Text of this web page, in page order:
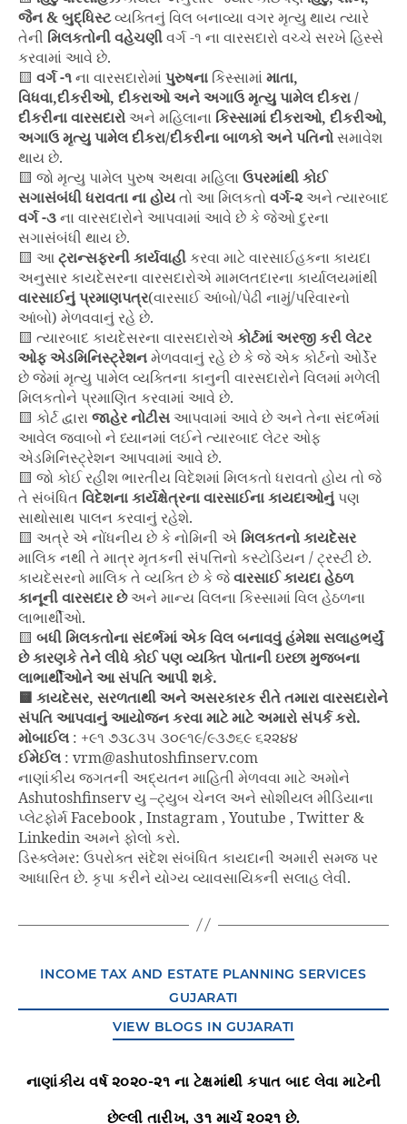
જૈન & બુદ્ધિસ્ટવ્યક્તિનું વિલ બનાવ્યા વગર મૃત્યુ થાય ત્યારે
તેની મિલકતોની વહેચણી વર્ગ -૧ ના વારસદારો વચ્ચે સરખે હિસ્સે
કરવામાં આવે છે.
🟨 વર્ગ -૧ ના વારસદારોમાં પુરુષના કિસ્સામાં માતા,
વિધવા,દીકરીઓ, દીકરાઓ અને અગાઉ મૃત્યુ પામેલ દીકરા /
દીકરીના વારસદારો અને મહિલાના કિસ્સામાં દીકરાઓ, દીકરીઓ,
અગાઉ મૃત્યુ પામેલ દીકરા/દીકરીના બાળકો અને પતિનો સમાવેશ
થાય છે.
🟨 જો મૃત્યુ પામેલ પુરુષ અથવા મહિલા ઉપરમાંથી કોઈ
સગાસંબંધી ધરાવતા ના હોય તો આ મિલકતો વર્ગ-૨અને ત્યારબાદ
વર્ગ -૩ ના વારસદારોને આપવામાં આવે છે કે જેઓ દુરના
સગાસંબંધી થાય છે.
🟨 આ ટ્રાન્સફરની કાર્યવાહી કરવા માટે વારસાઈહકના કાયદા
અનુસાર કાયદેસરના વારસદારોએ મામલતદારના કાર્યાલયમાંથી
વારસાઈનું પ્રમાણપત્ર(વારસાઈ આંબો/પેઢી નામું/પરિવારનો
આંબો) મેળવવાનું રહે છે.
🟨 ત્યારબાદ કાયદેસરના વારસદારોએ કોર્ટમાં અરજી કરી લેટર
ઓફ એડમિનિસ્ટ્રેશન મેળવવાનું રહે છે કે જે એક કોર્ટનો ઓર્ડેર
છે જેમાં મૃત્યુ પામેલ વ્યક્તિના કાનુની વારસદારોને વિલમાં મળેલી
મિલકતોને પ્રમાણિત કરવામાં આવે છે.
🟨 કોર્ટ દ્વારા જાહેર નોટીસ આપવામાં આવે છે અને તેના સંદર્ભમાં
આવેલ જવાબો ને ધ્યાનમાં લઈને ત્યારબાદ લેટર ઓફ
એડમિનિસ્ટ્રેશન આપવામાં આવે છે.
🟨 જો કોઈ રહીશ ભારતીય વિદેશમાં મિલકતો ધરાવતો હોય તો જે
તે સંબંધિત વિદેશના કાર્યક્ષેત્રના વારસાઈના કાયદાઓનું પણ
સાથોસાથ પાલન કરવાનું રહેશે.
🟨 અત્રે એ નોંધનીય છે કે નોમિની એ મિલકતનો કાયદેસર
માલિક નથી તે માત્ર મૃતકની સંપત્તિનો કસ્ટોડિયન / ટ્રસ્ટી છે.
કાયદેસરનો માલિક તે વ્યક્તિ છે કે જે વારસાઈ કાયદા હેઠળ
કાનૂની વારસદાર છેઅને માન્ય વિલના કિસ્સામાં વિલ હેઠળના
લાભાર્થીઓ.
🟨 બધી મિલકતોના સંદર્ભમાં એક વિલ બનાવવું હંમેશા સલાહભર્યું
છે કારણકે તેને લીધે કોઈ પણ વ્યક્તિ પોતાની ઇરછા મુજબના
લાભાર્થીઓને આ સંપતિ આપી શકે.
🟨 કાયદેસર, સરળતાથી અને અસરકારક રીતે તમારા વારસદારોને
સંપતિ આપવાનું આયોજન કરવા માટે માટે અમારો સંપર્ક કરો.
મોબાઈલ : +૯૧ ૭૩૮૩૫ ૩૦૯૧૯/૯૩૭૬૯ ૬૨૨૪૪
ઈમેઈલ : vrm@ashutoshfinserv.com
નાણાંકીય જગતની અદ્યતન માહિતી મેળવવા માટે અમોને
Ashutoshfinserv યુ –ટ્યુબ ચેનલ અને સોશીયલ મીડિયાના
પ્લેટફોર્મ Facebook , Instagram , Youtube , Twitter &
Linkedin અમને ફોલો કરો.
ડિસ્ક્લેમર: ઉપરોક્ત સંદેશ સંબંધિત કાયદાની અમારી સમજ પર
આધારિત છે. કૃપા કરીને યોગ્ય વ્યાવસાયિકની સલાહ લેવી.
INCOME TAX AND ESTATE PLANNING SERVICES
GUJARATI
VIEW BLOGS IN GUJARATI
નાણાંકીય વર્ષ ૨૦૨૦-૨૧ ના ટેક્ષમાંથી કપાત બાદ લેવા માટેની
છેલ્લી તારીખ, ૩૧ માર્ચ ૨૦૨૧ છે.